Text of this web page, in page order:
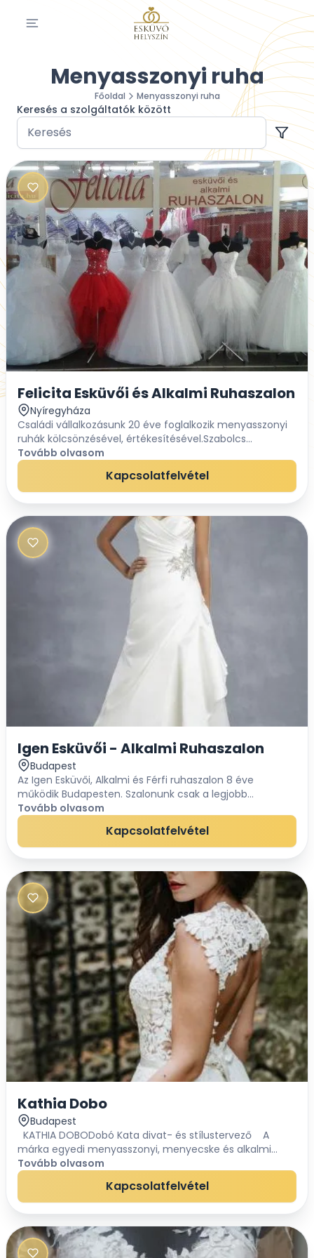
Menyasszonyi ruha
Főoldal Menyasszonyi ruha
Keresés a szolgáltatók között
Felicita Esküvői és Alkalmi Ruhaszalon
Nyíregyháza
Családi vállalkozásunk 20 éve foglalkozik menyasszonyi
ruhák kölcsönzésével, értékesítésével.Szabolcs
megyében két szalonunkba várjuk a kedves
megrendelőket, vásárlókat.A Felicita-szalon Nyíre...
Tovább olvasom
Kapcsolatfelvétel
Igen Esküvői - Alkalmi Ruhaszalon
Budapest
Az Igen Esküvői, Alkalmi és Férfi ruhaszalon 8 éve
működik Budapesten. Szalonunk csak a legjobb
minőségű esküvői ruhákat és férfi öltözeteket kínálja,
kölcsönzésre és eladásra, méretre igazítással. ...
Tovább olvasom
Kapcsolatfelvétel
Kathia Dobo
Budapest
KATHIA DOBODobó Kata divat- és stílustervező A
márka egyedi menyasszonyi, menyecske és alkalmi
ruhák tervezésével foglalkozik. Lehetőséget biztosítunk
kollekciós darabok vásárlásá...
Tovább olvasom
Kapcsolatfelvétel